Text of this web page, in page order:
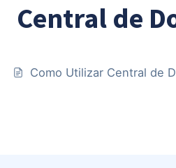
Central de
Como Utilizar Central de